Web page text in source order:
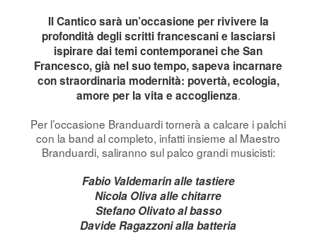
Il Cantico sarà un’occasione per rivivere la
profondità degli scritti francescani e lasciarsi
ispirare dai temi contemporanei che San
Francesco, già nel suo tempo, sapeva incarnare
con straordinaria modernità: povertà, ecologia,
amore per la vita e accoglienza.
Per l’occasione Branduardi tornerà a calcare i palchi
con la band al completo, infatti insieme al Maestro
Branduardi, saliranno sul palco grandi musicisti:
Fabio Valdemarin alle tastiere
Nicola Oliva alle chitarre
Stefano Olivato al basso
Davide Ragazzoni alla batteria